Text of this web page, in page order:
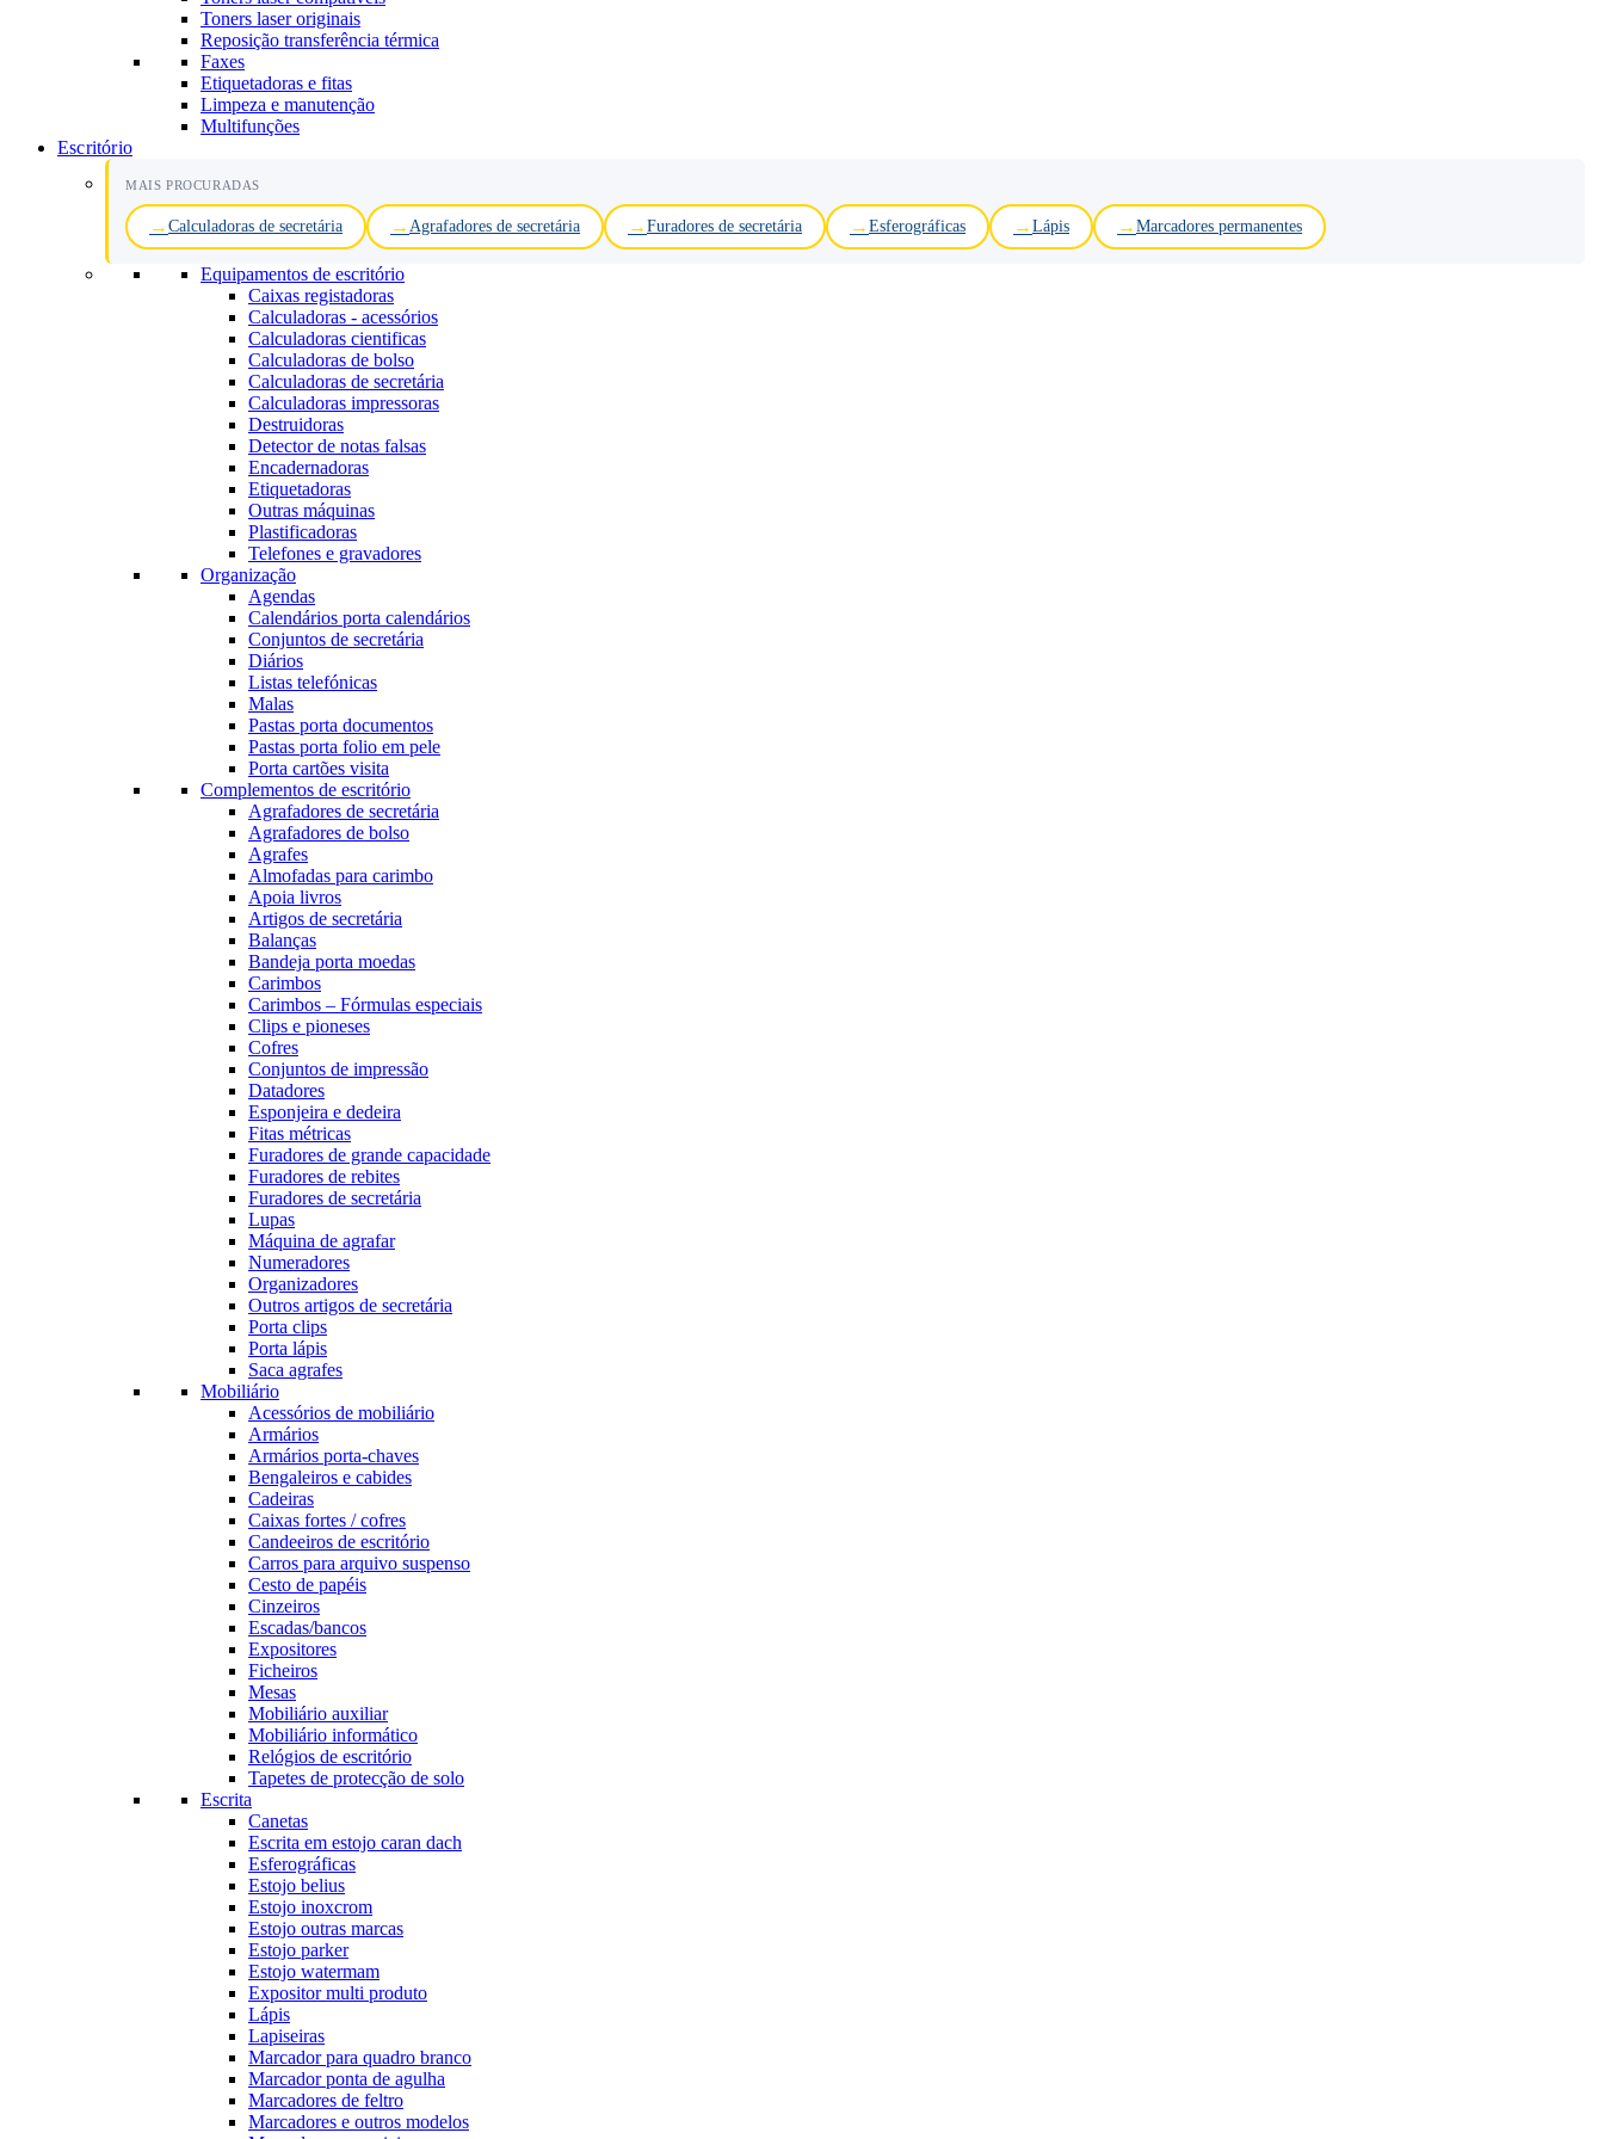
Toners laser originais
Reposição transferência térmica
Faxes
Etiquetadoras e fitas
Limpeza e manutenção
Multifunções
Escritório
MAIS PROCURADAS
Calculadoras de secretária Agrafadores de secretária Furadores de secretária Esferográficas Lápis Marcadores permanentes
Equipamentos de escritório
Caixas registadoras
Calculadoras - acessórios
Calculadoras cientificas
Calculadoras de bolso
Calculadoras de secretária
Calculadoras impressoras
Destruidoras
Detector de notas falsas
Encadernadoras
Etiquetadoras
Outras máquinas
Plastificadoras
Telefones e gravadores
Organização
Agendas
Calendários porta calendários
Conjuntos de secretária
Diários
Listas telefónicas
Malas
Pastas porta documentos
Pastas porta folio em pele
Porta cartões visita
Complementos de escritório
Agrafadores de secretária
Agrafadores de bolso
Agrafes
Almofadas para carimbo
Apoia livros
Artigos de secretária
Balanças
Bandeja porta moedas
Carimbos
Carimbos – Fórmulas especiais
Clips e pioneses
Cofres
Conjuntos de impressão
Datadores
Esponjeira e dedeira
Fitas métricas
Furadores de grande capacidade
Furadores de rebites
Furadores de secretária
Lupas
Máquina de agrafar
Numeradores
Organizadores
Outros artigos de secretária
Porta clips
Porta lápis
Saca agrafes
Mobiliário
Acessórios de mobiliário
Armários
Armários porta-chaves
Bengaleiros e cabides
Cadeiras
Caixas fortes / cofres
Candeeiros de escritório
Carros para arquivo suspenso
Cesto de papéis
Cinzeiros
Escadas/bancos
Expositores
Ficheiros
Mesas
Mobiliário auxiliar
Mobiliário informático
Relógios de escritório
Tapetes de protecção de solo
Escrita
Canetas
Escrita em estojo caran dach
Esferográficas
Estojo belius
Estojo inoxcrom
Estojo outras marcas
Estojo parker
Estojo watermam
Expositor multi produto
Lápis
Lapiseiras
Marcador para quadro branco
Marcador ponta de agulha
Marcadores de feltro
Marcadores e outros modelos